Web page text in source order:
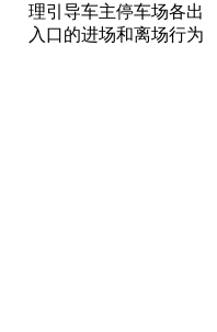
理引导车主停车场各出
入口的进场和离场行为